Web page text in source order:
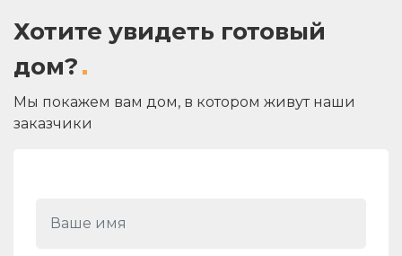
Хотите увидеть готовый
дом?
Мы покажем вам дом, в котором живут наши
заказчики